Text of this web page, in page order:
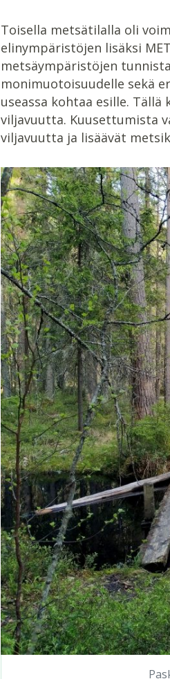
Toisella metsätilalla oli
elinympäristöjen lisäksi
metsäympäristöjen
monimuotoisuudelle sekä
useassa kohtaa esille.
viljavuutta. Kuusettumista
viljavuutta ja lisäävät